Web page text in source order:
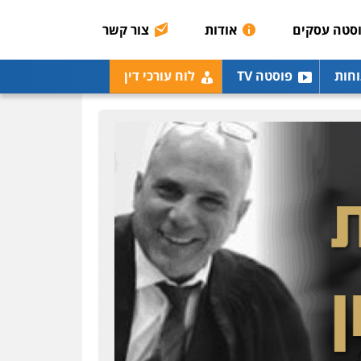
עסקים אודות צור קשר
פוסטה TV לוח עורכי דין
מנשה, אלמוג – עורכי דין
פלילי עבירות תנועה
צווארון לבן תעבורה עורכי
דין לענייני אסירים מעצרים
0546470989
עו"ד אבי כהן
פלילי פשיעה חמורה
קטינים אלימות סמים
עבירות מין
0523647066
ויקי שמואל – משרד עו"ד
משפט פלילי
0528959600